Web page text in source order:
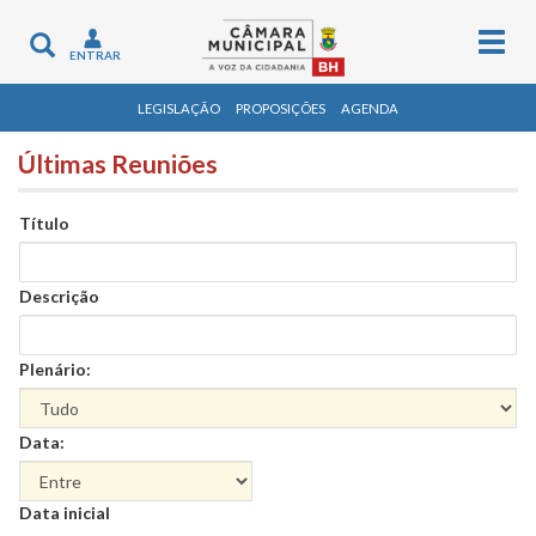
Toggle
navigation
ENTRAR
LEGISLAÇÃO PROPOSIÇÕES AGENDA
Últimas Reuniões
Título
Descrição
Plenário:
Data:
Data
Data inicial